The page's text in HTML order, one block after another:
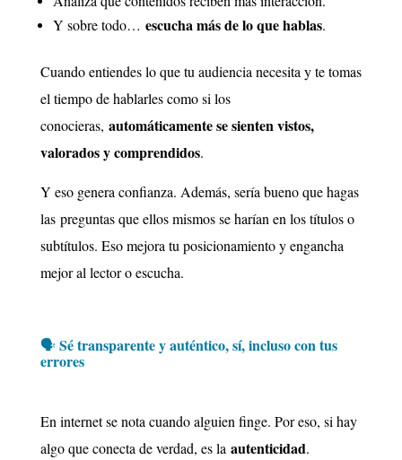
Y sobre todo… escucha más de lo que hablas.
Cuando entiendes lo que tu audiencia necesita y te tomas
el tiempo de hablarles como si los
conocieras, automáticamente se sienten vistos,
valorados y comprendidos.
Y eso genera confianza. Además, sería bueno que hagas
las preguntas que ellos mismos se harían en los títulos o
subtítulos. Eso mejora tu posicionamiento y engancha
mejor al lector o escucha.
🗣️ Sé transparente y auténtico, sí, incluso con tus
errores
En internet se nota cuando alguien finge. Por eso, si hay
algo que conecta de verdad, es la autenticidad.